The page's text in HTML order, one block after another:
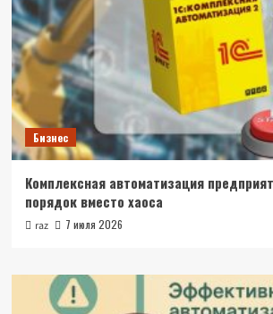
Бизнес
Комплексная автоматизация
порядок вместо хаоса
raz 7 июля 2026